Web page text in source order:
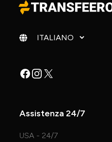
Cambia lingua
Facebook
Instagram
X
Assistenza 24/7
USA - 24/7